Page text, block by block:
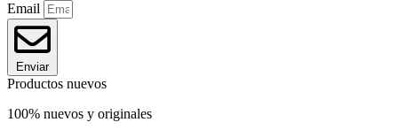
Email
Enviar
Productos nuevos
100% nuevos y originales